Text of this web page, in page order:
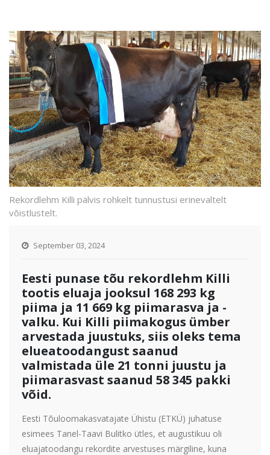
Rekordlehm Killi pälvis rohkelt tunnustusi erinevaltelt
võistlustelt.
September 03, 2024
Eesti punase tõu rekordlehm Killi
tootis eluaja jooksul 168 293 kg
piima ja 11 669 kg piimarasva ja -
valku. Kui Killi piimakogus ümber
arvestada juustuks, siis oleks tema
elueatoodangust saanud
valmistada üle 21 tonni juustu ja
piimarasvast saanud 58 345 pakki
võid.
Eesti Tõuloomakasvatajate Ühistu (ETKÜ) juhatuse
esimees Tanel-Taavi Bulitko ütles, et augustikuu oli
eluajatoodangu rekordite arvestuses märgiline, kuna